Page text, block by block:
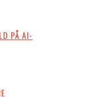
PÅ AI-